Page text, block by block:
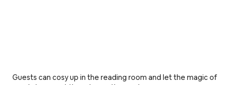
Guests can cosy up in the reading room and let the magic of